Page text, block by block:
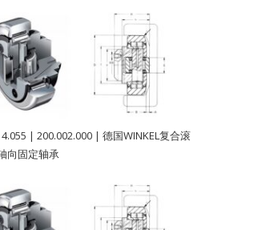
| 200.002.000 | 德国WINKEL复合滚
向固定轴承